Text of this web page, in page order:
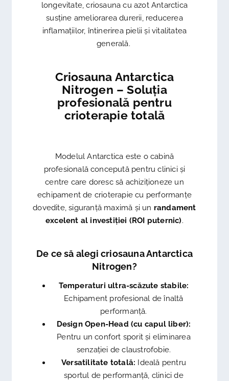
longevitate, criosauna cu azot Antarctica
susține ameliorarea durerii, reducerea
inflamațiilor, întinerirea pielii și vitalitatea
generală.
Criosauna Antarctica
Nitrogen – Soluția
profesională pentru
crioterapie totală
Modelul Antarctica este o cabină
profesională concepută pentru clinici și
centre care doresc să achiziționeze un
echipament de crioterapie cu performanțe
dovedite, siguranță maximă și un randament
excelent al investiției (ROI puternic).
De ce să alegi criosauna Antarctica
Nitrogen?
Temperaturi ultra-scăzute stabile:
Echipament profesional de înaltă
performanță.
Design Open-Head (cu capul liber):
Pentru un confort sporit și eliminarea
senzației de claustrofobie.
Versatilitate totală: Ideală pentru
sportul de performanță, clinici de